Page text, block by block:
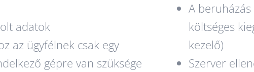
adatok
az ügyfélnek csak egy
gépre van szüksége
A
költséges
kezelő)
Szerver